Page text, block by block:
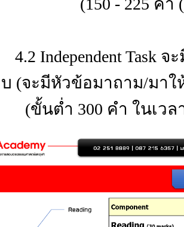
คำ (จะเขียน
Task จะมี
บ (จะมีหัวข้อมาถาม/มา
ำ 300 คำ ในเวลา